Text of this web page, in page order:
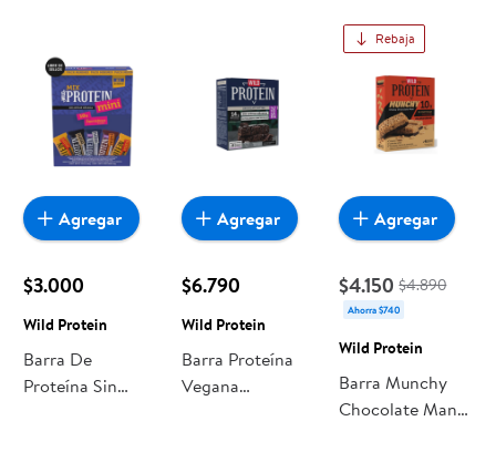
$3.000
Wild Protein
Barra De
Proteína Sin
Agregar
$6.790
Wild Protein
Barra Proteína
Vegana
Agregar
Rebaja
$4.150 $4.890
Ahorra $740
Wild Protein
Barra Munchy
Chocolate Maní
Agregar